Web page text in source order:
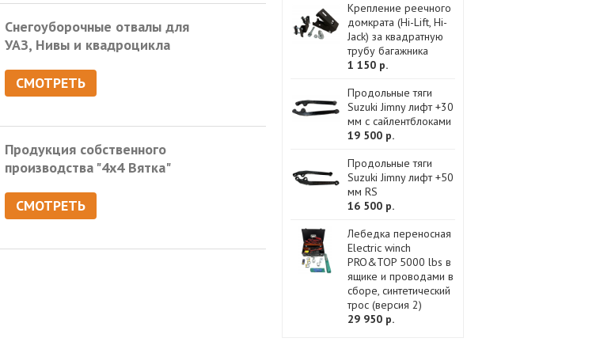
Снегоуборочные отвалы для
УАЗ, Нивы и квадроцикла
СМОТРЕТЬ
Продукция собственного
производства "4х4 Вятка"
СМОТРЕТЬ
Крепление реечного
домкрата (Hi-Lift, Hi-
Jack) за квадратную
трубу багажника
1 150 р.
Продольные тяги
Suzuki Jimny лифт +30
мм с сайлентблоками
19 500 р.
Продольные тяги
Suzuki Jimny лифт +50
мм RS
16 500 р.
Лебедка переносная
Electric winch
PRO&TOP 5000 lbs в
ящике и проводами в
сборе, синтетический
трос (версия 2)
29 950 р.